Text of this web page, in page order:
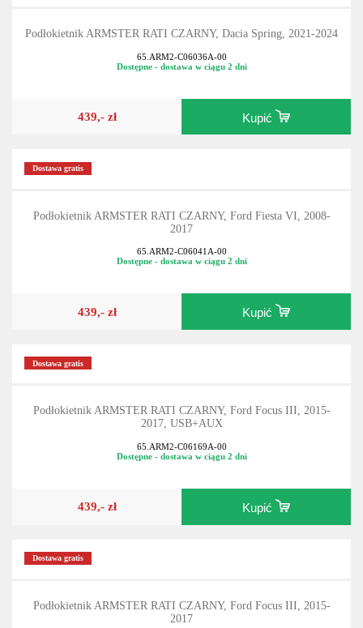
Podłokietnik ARMSTER RATI CZARNY, Dacia Spring, 2021-2024
65.ARM2-C06036A-00
Dostępne - dostawa w ciągu 2 dni
439,- zł Kupić
Dostawa gratis
Podłokietnik ARMSTER RATI CZARNY, Ford Fiesta VI, 2008-
2017
65.ARM2-C06041A-00
Dostępne - dostawa w ciągu 2 dni
439,- zł Kupić
Dostawa gratis
Podłokietnik ARMSTER RATI CZARNY, Ford Focus III, 2015-
2017, USB+AUX
65.ARM2-C06169A-00
Dostępne - dostawa w ciągu 2 dni
439,- zł Kupić
Dostawa gratis
Podłokietnik ARMSTER RATI CZARNY, Ford Focus III, 2015-
2017